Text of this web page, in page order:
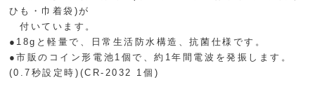
ひも・巾着袋)が
付いています。
●18gと軽量で、日常生活防水構造、抗菌仕様です。
●市販のコイン形電池1個で、約1年間電波を発振します。
(0.7秒設定時)(CR-2032 1個)